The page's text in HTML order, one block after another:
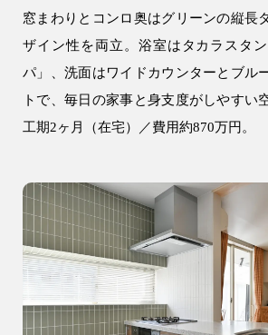
窓まわりとコンロ奥はグリーンの縦長
ザイン性を両立。浴室はタカラスタ
パ」、洗面はワイドカウンターとブル
トで、毎日の家事と身支度がしやすい
工期2ヶ月（在宅）／費用約870万円。
事業用建物
エリア別一覧
狭山市の注文住宅
川越市の注文住宅
入間市の注文住宅
飯能市の注文住宅
会社情報